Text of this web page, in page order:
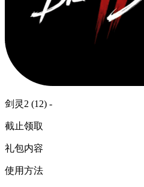
剑灵2 (12) -
截止领取
礼包内容
使用方法